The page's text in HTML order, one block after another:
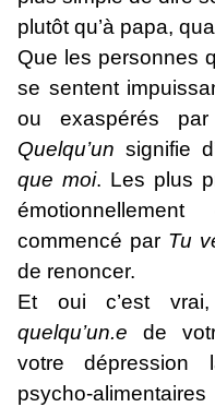
plutôt qu’à papa,
Que les personnes
se sentent
ou exaspérés
Quelqu’un signifie
que moi. Les plus
commencé par Tu
de renoncer.
Et oui c’est
quelqu’un.e de
votre dépression
psycho-